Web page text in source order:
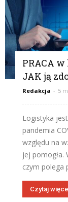
PRACA
JAK ją
Redakcja - 5
Logistyka
pandemia
względu na
jej pomogła.
czym polega
Czytaj